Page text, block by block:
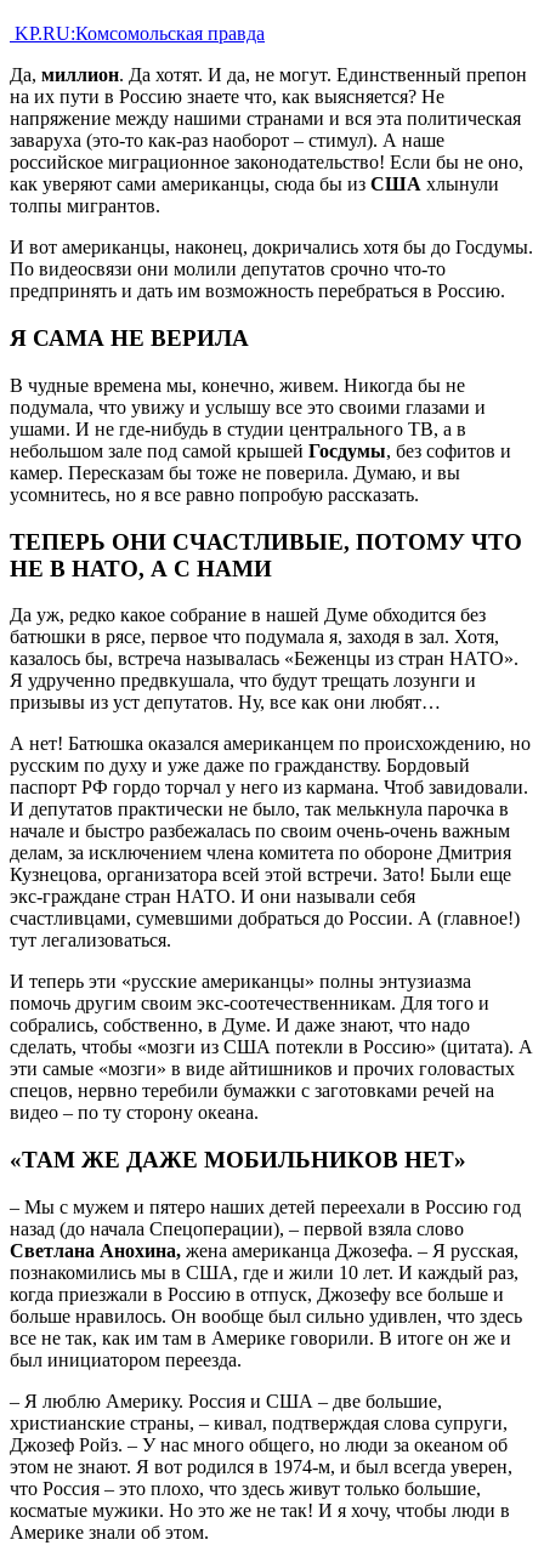
KP.RU:Комсомольская правда
Да, миллион. Да хотят. И да, не могут. Единственный препон
на их пути в Россию знаете что, как выясняется? Не
напряжение между нашими странами и вся эта политическая
заваруха (это-то как-раз наоборот – стимул). А наше
российское миграционное законодательство! Если бы не оно,
как уверяют сами американцы, сюда бы из США хлынули
толпы мигрантов.
И вот американцы, наконец, докричались хотя бы до Госдумы.
По видеосвязи они молили депутатов срочно что-то
предпринять и дать им возможность перебраться в Россию.
Я САМА НЕ ВЕРИЛА
В чудные времена мы, конечно, живем. Никогда бы не
подумала, что увижу и услышу все это своими глазами и
ушами. И не где-нибудь в студии центрального ТВ, а в
небольшом зале под самой крышей Госдумы, без софитов и
камер. Пересказам бы тоже не поверила. Думаю, и вы
усомнитесь, но я все равно попробую рассказать.
ТЕПЕРЬ ОНИ СЧАСТЛИВЫЕ, ПОТОМУ ЧТО
НЕ В НАТО, А С НАМИ
Да уж, редко какое собрание в нашей Думе обходится без
батюшки в рясе, первое что подумала я, заходя в зал. Хотя,
казалось бы, встреча называлась «Беженцы из стран НАТО».
Я удрученно предвкушала, что будут трещать лозунги и
призывы из уст депутатов. Ну, все как они любят…
А нет! Батюшка оказался американцем по происхождению, но
русским по духу и уже даже по гражданству. Бордовый
паспорт РФ гордо торчал у него из кармана. Чтоб завидовали.
И депутатов практически не было, так мелькнула парочка в
начале и быстро разбежалась по своим очень-очень важным
делам, за исключением члена комитета по обороне Дмитрия
Кузнецова, организатора всей этой встречи. Зато! Были еще
экс-граждане стран НАТО. И они называли себя
счастливцами, сумевшими добраться до России. А (главное!)
тут легализоваться.
И теперь эти «русские американцы» полны энтузиазма
помочь другим своим экс-соотечественникам. Для того и
собрались, собственно, в Думе. И даже знают, что надо
сделать, чтобы «мозги из США потекли в Россию» (цитата). А
эти самые «мозги» в виде айтишников и прочих головастых
спецов, нервно теребили бумажки с заготовками речей на
видео – по ту сторону океана.
«ТАМ ЖЕ ДАЖЕ МОБИЛЬНИКОВ НЕТ»
– Мы с мужем и пятеро наших детей переехали в Россию год
назад (до начала Спецоперации), – первой взяла слово
Светлана Анохина, жена американца Джозефа. – Я русская,
познакомились мы в США, где и жили 10 лет. И каждый раз,
когда приезжали в Россию в отпуск, Джозефу все больше и
больше нравилось. Он вообще был сильно удивлен, что здесь
все не так, как им там в Америке говорили. В итоге он же и
был инициатором переезда.
– Я люблю Америку. Россия и США – две большие,
христианские страны, – кивал, подтверждая слова супруги,
Джозеф Ройз. – У нас много общего, но люди за океаном об
этом не знают. Я вот родился в 1974-м, и был всегда уверен,
что Россия – это плохо, что здесь живут только большие,
косматые мужики. Но это же не так! И я хочу, чтобы люди в
Америке знали об этом.